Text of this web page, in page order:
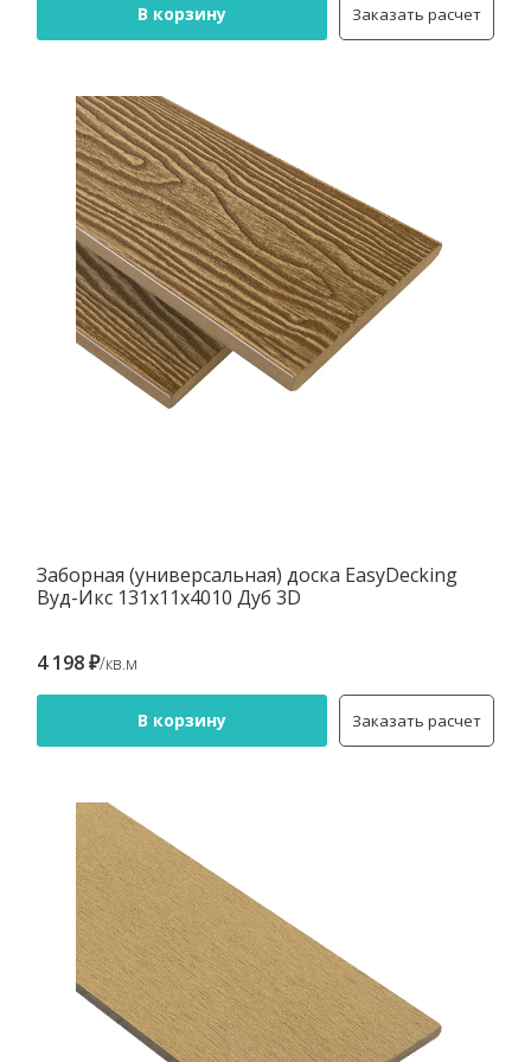
В корзину Заказать расчет
Заборная (универсальная) доска EasyDecking
Вуд-Икс 131х11х4010 Дуб 3D
4 198 ₽/кв.м
В корзину Заказать расчет